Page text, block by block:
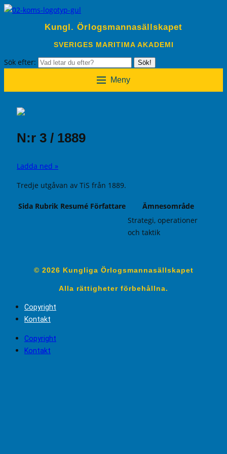
Kungl. Örlogsmannasällskapet
SVERIGES MARITIMA AKADEMI
Sök efter: Sök!
Meny
N:r 3 / 1889
Ladda ned »
Tredje utgåvan av TiS från 1889.
Sida Rubrik Resumé Författare
Ämnesområde
Strategi, operationer
och taktik
© 2026 Kungliga Örlogsmannasällskapet
Alla rättigheter förbehållna.
Copyright
Kontakt
Copyright
Kontakt